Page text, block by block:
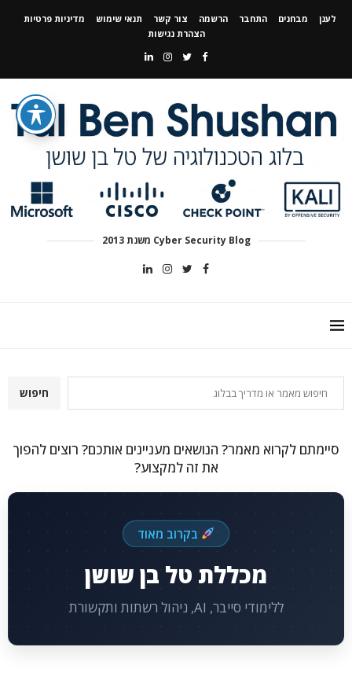
לענן מבחנים התחבר הרשמה צור קשר תנאי שימוש
מדיניות פרטיות
הצהרת נגישות
Cyber Security Blog משנת 2013
חיפוש
סיימתם לקרוא מאמר? הנושאים מעניינים אותכם? רוצים להפוך
את זה למקצוע?
בקרוב מאוד
מכללת טל בן שושן
ללימודי סייבר, AI, ניהול רשתות ותקשורת